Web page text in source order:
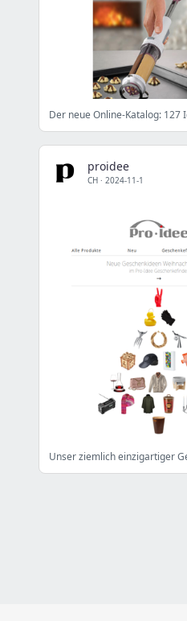
proidee
CH · 2024-11-1
Unser ziemlich einzigartiger